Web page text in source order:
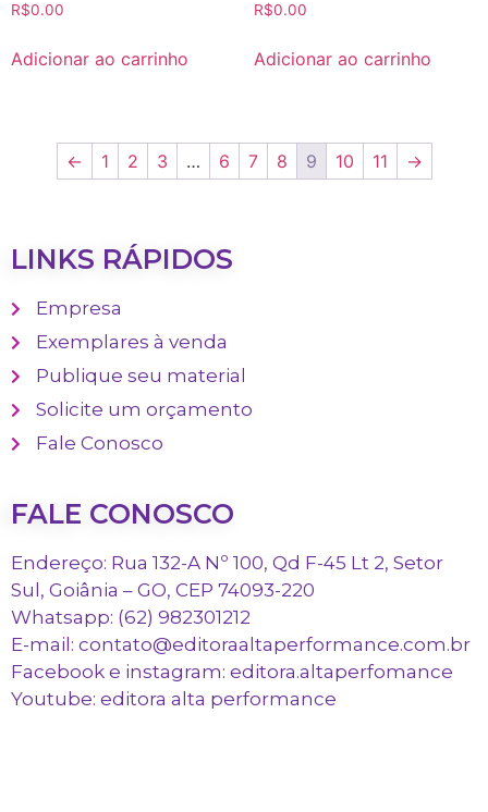
R$0.00
Adicionar ao carrinho
R$0.00
Adicionar ao carrinho
← 1 2 3 … 6 7 8 9 10 11 →
LINKS RÁPIDOS
Empresa
Exemplares à venda
Publique seu material
Solicite um orçamento
Fale Conosco
FALE CONOSCO
Endereço: Rua 132-A Nº 100, Qd F-45 Lt 2, Setor
Sul, Goiânia – GO, CEP 74093-220
Whatsapp: (62) 982301212
E-mail: contato@editoraaltaperformance.com.br
Facebook e instagram: editora.altaperfomance
Youtube: editora alta performance